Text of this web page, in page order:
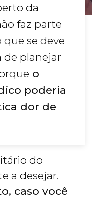
da
faz parte
que se deve
de planejar
o
poderia
dor de
do
a desejar.
caso você